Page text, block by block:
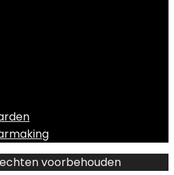
voorbehouden